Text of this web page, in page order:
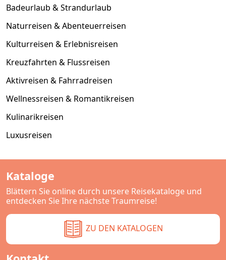
Badeurlaub & Strandurlaub
Naturreisen & Abenteuerreisen
Kulturreisen & Erlebnisreisen
Kreuzfahrten & Flussreisen
Aktivreisen & Fahrradreisen
Wellnessreisen & Romantikreisen
Kulinarikreisen
Luxusreisen
Kataloge
Blättern Sie online durch unsere Reisekataloge und
entdecken Sie Ihre nächste Traumreise!
ZU DEN KATALOGEN